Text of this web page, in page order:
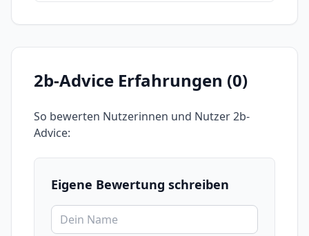
2b-Advice Erfahrungen (0)
So bewerten Nutzerinnen und Nutzer2b-
Advice:
Eigene Bewertung schreiben